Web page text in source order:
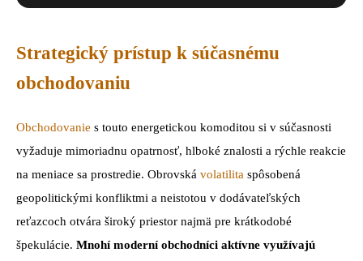
Strategický prístup k súčasnému
obchodovaniu
Obchodovanie s touto energetickou komoditou si v súčasnosti
vyžaduje mimoriadnu opatrnosť, hlboké znalosti a rýchle reakcie
na meniace sa prostredie. Obrovská volatilita spôsobená
geopolitickými konfliktmi a neistotou v dodávateľských
reťazcoch otvára široký priestor najmä pre krátkodobé
špekulácie. Mnohí moderní obchodníci aktívne využívajú